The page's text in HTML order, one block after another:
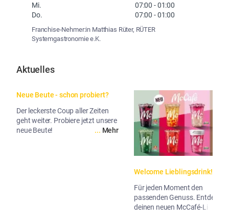
Mi.
07:00 -01:00
Do.
07:00 -01:00
Franchise-Nehmer:in Matthias Rüter, RÜTER
Systemgastronomie e.K.
Aktuelles
Neue Beute - schon probiert?
Der leckerste Coup aller Zeiten
geht weiter. Probiere jetzt unsere
neue Beute!
... Mehr
Welcome Lieblingsdrink!
Für jeden Moment den
passenden Genuss. Entdecke
deinen neuen McCafé-Liebling!